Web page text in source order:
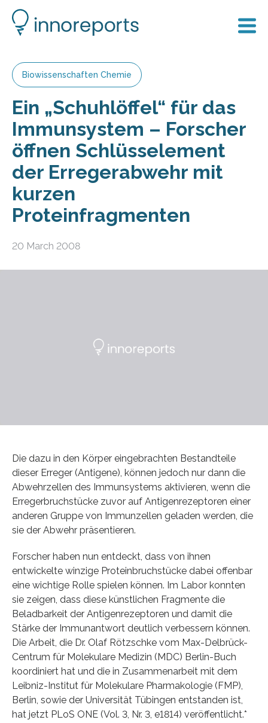
Biowissenschaften Chemie
Ein „Schuhlöffel“ für das
Immunsystem – Forscher
öffnen Schlüsselement
der Erregerabwehr mit
kurzen
Proteinfragmenten
20 March 2008
Die dazu in den Körper eingebrachten Bestandteile
dieser Erreger (Antigene), können jedoch nur dann die
Abwehrzellen des Immunsystems aktivieren, wenn die
Erregerbruchstücke zuvor auf Antigenrezeptoren einer
anderen Gruppe von Immunzellen geladen werden, die
sie der Abwehr präsentieren.
Forscher haben nun entdeckt, dass von ihnen
entwickelte winzige Proteinbruchstücke dabei offenbar
eine wichtige Rolle spielen können. Im Labor konnten
sie zeigen, dass diese künstlichen Fragmente die
Beladbarkeit der Antigenrezeptoren und damit die
Stärke der Immunantwort deutlich verbessern können.
Die Arbeit, die Dr. Olaf Rötzschke vom Max-Delbrück-
Centrum für Molekulare Medizin (MDC) Berlin-Buch
koordiniert hat und die in Zusammenarbeit mit dem
Leibniz-Institut für Molekulare Pharmakologie (FMP),
Berlin, sowie der Universität Tübingen entstanden ist,
hat jetzt PLoS ONE (Vol. 3, Nr. 3, e1814) veröffentlicht.*